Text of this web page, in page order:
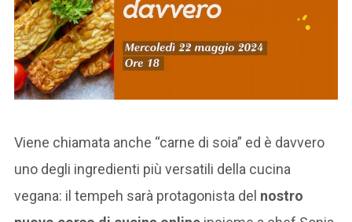
Viene chiamata anche “carne di soia” ed è davvero
uno degli ingredienti più versatili della cucina
vegana: il tempeh sarà protagonista del nostro